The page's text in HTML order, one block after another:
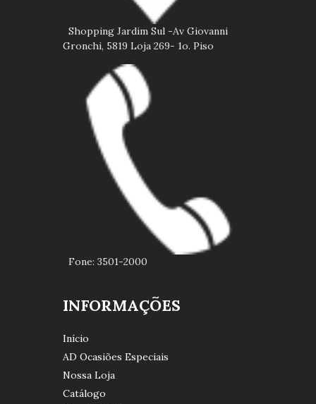
Shopping Jardim Sul -Av Giovanni
Gronchi, 5819 Loja 269- 1o. Piso
Fone: 3501-2000
INFORMAÇÕES
Início
AD Ocasiões Especiais
Nossa Loja
Catálogo